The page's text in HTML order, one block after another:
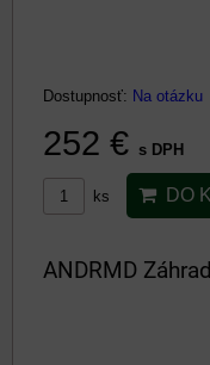
Dostupnosť: Na otázku
252 € s DPH
ks DO
ANDRMD